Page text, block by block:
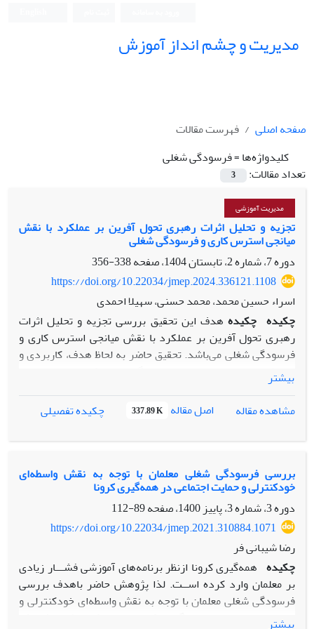
مدیریت و چشم انداز آموزش
صفحه اصلی
فهرست مقالات
کلیدواژه‌ها =فرسودگی شغلی
تعداد مقالات:
3
مدیریت آموزشی
تجزیه و تحلیل اثرات رهبری تحول آفرین بر عملکرد با نقش
میانجی استرس کاری و فرسودگی شغلی
دوره 7، شماره 2، تابستان 1404، صفحه
338-356
https://doi.org/10.22034/jmep.2024.336121.1108
اسراء حسین محمد، محمد حسنی، سهیلا احمدی
چکیده چکیده هدف این تحقیق بررسی تجزیه و تحلیل اثرات
رهبری تحول آفرین بر عملکرد با نقش میانجی استرس کاری و
فرسودگی شغلی می‌باشد. تحقیق حاضر به لحاظ هدف، کاربردی و
از نظر ماهیت، توصیفی ـ همبستگی با رویکرد تحلیل مسیر
می‌باشد. جامعه آماری تحقیق شامل کارکنان دانشگاه المستنصریه
بغداد به تعداد 800 نفر می‌باشد که با استفاده از جدول مورگان
تعداد 260 نفر از آنان با روش نمونه‎گیری تصادفی ساده انتخاب
شدند. برای جمع­آوری داده­ها­ی پژوهش، از چهار پرسشنامه
هلریگل و اسلوکام (2000)، فرسودگی شغلی مسلش و جکسون
(1981) و عمکلرد شغلی پاترسون (1990) استفاده شد، روایی
پرسشنامه از طریق متخصصان علوم تربیتی و مدیریت و تحلیل
عاملی به تأیید رسید و پایایی ابزار با استفاده از ضریب آلفای
کرونباخ در یک بررسی مقدماتی برای پرسشنامه رهبری تحول
شغلی 91/0 مورد تأیید قرار گرفت. تجزیه و تحلیل داده با استفاده
از تحلیل ضریب همبستگی پیرسون و تحلیل مسیر در نرم
افزارهای آماری SPSS و Lisrel صورت گرفت. نتایج نشان داد که
تأثیر رهبری تحول آفرین، استرس کاری و فرسودگی شغلی بر
بیشتر
مشاهده مقاله
اصل مقاله 337.89 K چکیده تفصیلی
بررسی فرسودگی شغلی معلمان با توجه به نقش واسطه‌ای
خودکنترلی و حمایت اجتماعی در همه‌گیری کرونا
دوره 3، شماره 3، پاییز 1400، صفحه
89-112
https://doi.org/10.22034/jmep.2021.310884.1071
رضا شیبانی فر
چکیده همه‌گیری کرونا ازنظر برنامه‌های آموزشی فشـــار زیادی
بر معلمان وارد کرده اســت. لذا پژوهش حاضر باهدف بررسی
فرسودگی شغلی معلمان با توجه به نقش واسطه‌ای خودکنترلی و
حمایت اجتماعی در همه‌گیری کرونا انجام شد. طرح پژوهش
بیشتر